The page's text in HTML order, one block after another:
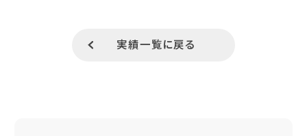
実績一覧に戻る